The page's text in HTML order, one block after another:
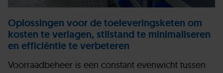
Oplossingen voor de toeleveringsketen om
kosten te verlagen, stilstand te minimaliseren
en efficiëntie te verbeteren
Voorraadbeheer is een constant evenwicht tussen